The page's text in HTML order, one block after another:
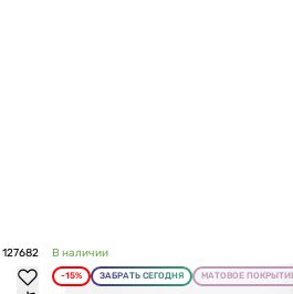
В наличии
-15% ЗАБРАТЬ СЕГОДНЯ МАТОВОЕ